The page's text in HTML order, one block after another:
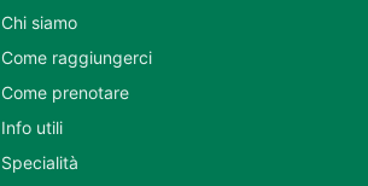
Chi siamo
Come raggiungerci
Come prenotare
Info utili
Specialità